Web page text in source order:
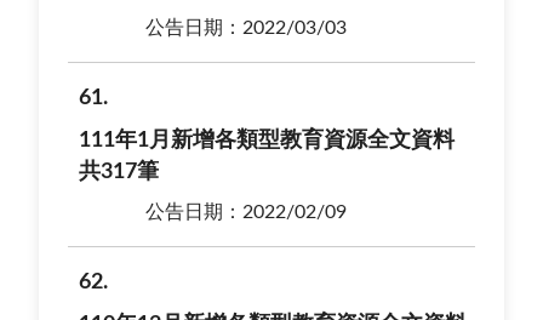
公告日期：2022/03/03
61
111年1月新增各類型教育資源全文資料
共317筆
公告日期：2022/02/09
62